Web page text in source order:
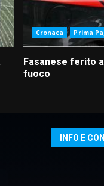
Cronaca Prima
Fasanese ferito
fuoco
INFO E